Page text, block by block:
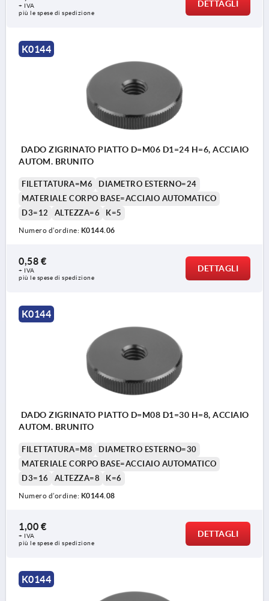
+ IVA
più le spese di spedizione
DETTAGLI
K0144
DADO ZIGRINATO PIATTO D=M06 D1=24 H=6, ACCIAIO
AUTOM. BRUNITO
FILETTATURA=M6
DIAMETRO ESTERNO=24
MATERIALE CORPO BASE=ACCIAIO AUTOMATICO
D3=12
ALTEZZA=6 K=5
Numero d’ordine: K0144.06
0,58 €
+ IVA
più le spese di spedizione
DETTAGLI
K0144
DADO ZIGRINATO PIATTO D=M08 D1=30 H=8, ACCIAIO
AUTOM. BRUNITO
FILETTATURA=M8
DIAMETRO ESTERNO=30
MATERIALE CORPO BASE=ACCIAIO AUTOMATICO
D3=16
ALTEZZA=8 K=6
Numero d’ordine: K0144.08
1,00 €
+ IVA
più le spese di spedizione
DETTAGLI
K0144